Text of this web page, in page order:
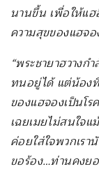
นานขึ้น เพื่อให้แ
ความสุขของแฮจ
“พระชายาฮวาง
ทนอยู่ได้ แต่น้อง
ของแฮจองเป็นโร
เฉยเมยไม่สนใจ
ค่อยใส่ใจพวกเร
ขอร้อง…ท่านคงย